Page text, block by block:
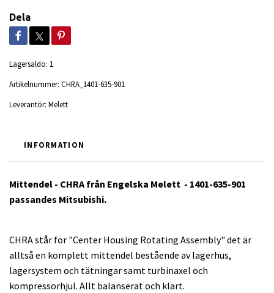
Dela
Lagersaldo: 1
Artikelnummer: CHRA_1401-635-901
Leverantör: Melett
INFORMATION
Mittendel - CHRA från Engelska Melett - 1401-635-901
passandes Mitsubishi.
CHRA står för "Center Housing Rotating Assembly" det är
alltså en komplett mittendel bestående av lagerhus,
lagersystem och tätningar samt turbinaxel och
kompressorhjul. Allt balanserat och klart.